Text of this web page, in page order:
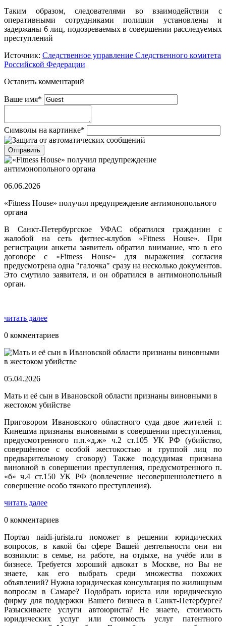
Таким образом, следователями во взаимодействии с
оперативными сотрудниками полиции установлены и
задержаны 6 лиц, подозреваемых в совершении расследуемых
преступлений
Источник: Следственное управление Следственного комитета
Российской Федерации
Оставить комментарий
Ваше имя*
Символы на картинке*
06.06.2026
«Fitness House» получил предупреждение антимонопольного
органа
В Санкт-Петербургское УФАС обратился гражданин с
жалобой на сеть фитнес-клубов «Fitness House». При
регистрации анкеты заявитель обратил внимание, что в его
договоре с «Fitness House» для выражения согласия
предусмотрена одна "галочка" сразу на несколько документов.
Это смутило заявителя, и он обратился в антимонопольный
орган.
читать далее
0 комментариев
05.04.2026
Мать и её сын в Ивановской области признаны виновными в
жестоком убийстве
Приговором Ивановского областного суда двое жителей г.
Кинешма признаны виновными в совершении преступления,
предусмотренного п.п.«д,ж» ч.2 ст.105 УК РФ (убийство,
совершённое с особой жестокостью и группой лиц по
предварительному сговору) Также подсудимая признана
виновной в совершении преступления, предусмотренного п.
«б» ч.4 ст.150 УК РФ (вовлечение несовершеннолетнего в
совершение особо тяжкого преступления).
читать далее
0 комментариев
Портал naidi-jurista.ru поможет в решении юридических
вопросов, в какой бы сфере Вашей деятельности они ни
возникли: в семье, на работе, на отдыхе, на учёбе или в
бизнесе. Требуется хороший адвокат в Москве, но Вы не
знаете, как его выбрать среди множества похожих
объявлений? Нужна юридическая консультация по жилищным
вопросам в Самаре? Подобрать юриста или юридическую
фирму для поддержки Вашего бизнеса в Санкт-Петербурге?
Разыскиваете услуги автоюриста? Не знаете, стоимость
юридических услуг или стоимость услуг патентного